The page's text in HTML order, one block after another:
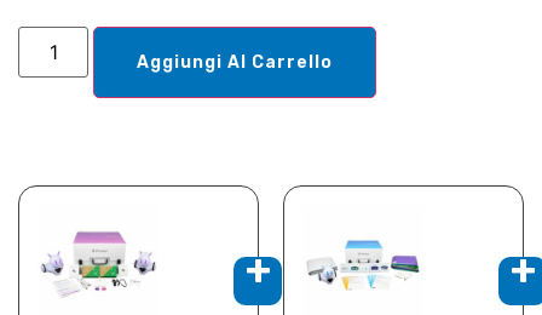
Aggiungi Al Carrello